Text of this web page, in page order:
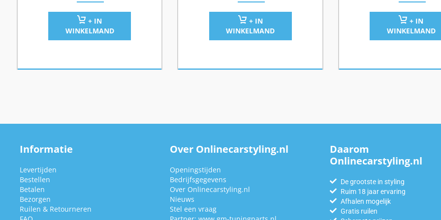
+ IN
WINKELMAND
+ IN
WINKELMAND
+ IN
WINKELMAND
Informatie
Levertijden
Bestellen
Betalen
Bezorgen
Ruilen & Retourneren
Over Onlinecarstyling.nl
Openingstijden
Bedrijfsgegevens
Over Onlinecarstyling.nl
Nieuws
Stel een vraag
Daarom
Onlinecarstyling.nl
De grootste in styling
Ruim 18 jaar ervaring
Afhalen mogelijk
Gratis ruilen